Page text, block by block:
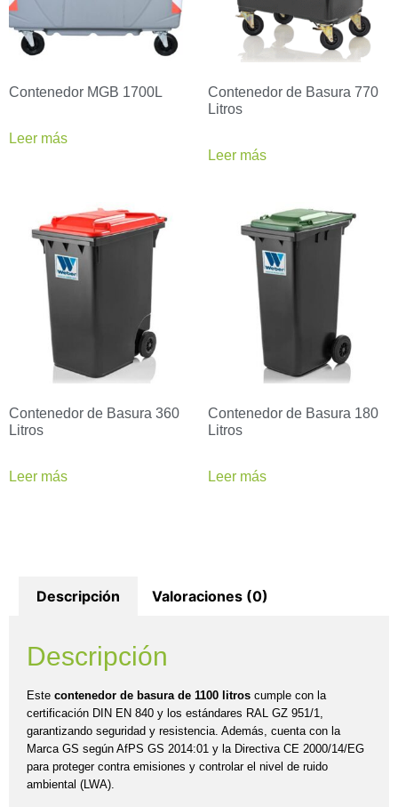
Contenedor MGB 1700L
Leer más
Contenedor de Basura 770
Litros
Leer más
Contenedor de Basura 360
Litros
Leer más
Contenedor de Basura 180
Litros
Leer más
Descripción Valoraciones (0)
Descripción
Este contenedor de basura de 1100 litros cumple con la
certificación DIN EN 840 y los estándares RAL GZ 951/1,
garantizando seguridad y resistencia. Además, cuenta con la
Marca GS según AfPS GS 2014:01 y la Directiva CE 2000/14/EG
para proteger contra emisiones y controlar el nivel de ruido
ambiental (LWA).